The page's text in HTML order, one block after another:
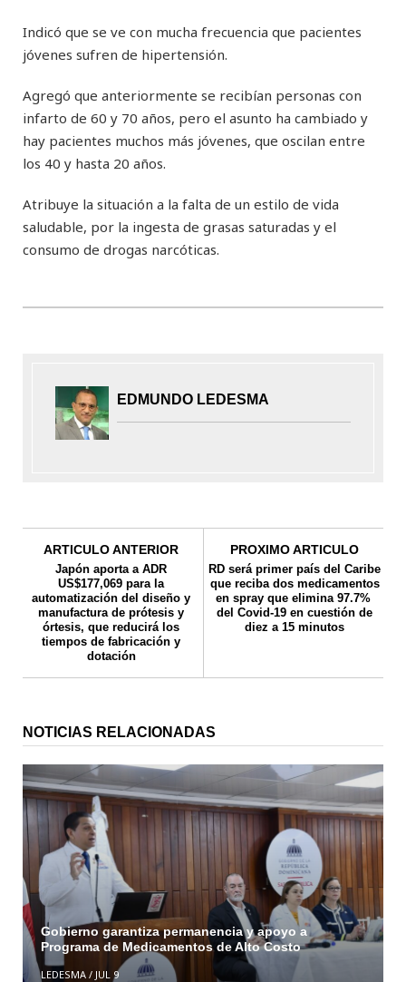
Indicó que se ve con mucha frecuencia que pacientes
jóvenes sufren de hipertensión.
Agregó que anteriormente se recibían personas con
infarto de 60 y 70 años, pero el asunto ha cambiado y
hay pacientes muchos más jóvenes, que oscilan entre
los 40 y hasta 20 años.
Atribuye la situación a la falta de un estilo de vida
saludable, por la ingesta de grasas saturadas y el
consumo de drogas narcóticas.
EDMUNDO LEDESMA
ARTICULO ANTERIOR
Japón aporta a ADR
US$177,069 para la
automatización del diseño y
manufactura de prótesis y
órtesis, que reducirá los
tiempos de fabricación y
dotación
PROXIMO ARTICULO
RD será primer país del Caribe
que reciba dos medicamentos
en spray que elimina 97.7%
del Covid-19 en cuestión de
diez a 15 minutos
NOTICIAS RELACIONADAS
Gobierno garantiza permanencia y apoyo a
Programa de Medicamentos de Alto Costo
LEDESMA/ JUL 9